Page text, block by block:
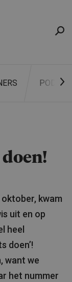
ZOEKEN
kwam
uit en op
heel
doen’!
want we
het nummer